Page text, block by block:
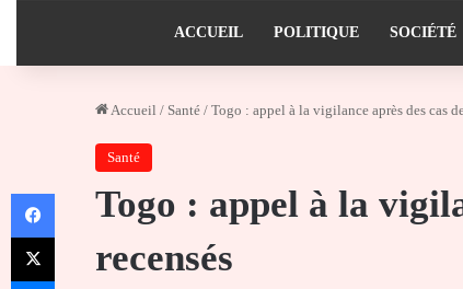
ACCUEIL POLITIQUE SOCIÉTÉ
Accueil / Santé / Togo : appel à la vigilance après des cas
Santé
Togo : appel à la
recensés
Facebook
X
Messenger